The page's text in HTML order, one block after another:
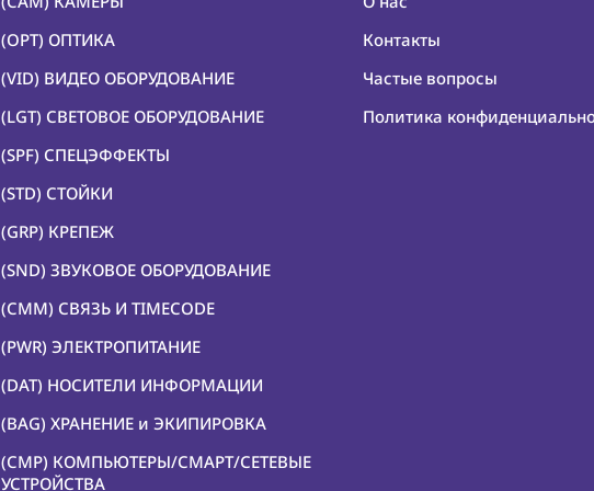
(OPT) ОПТИКА
(VID) ВИДЕО ОБОРУДОВАНИЕ
(LGT) СВЕТОВОЕ ОБОРУДОВАНИЕ
(SPF) СПЕЦЭФФЕКТЫ
(STD) СТОЙКИ
(GRP) КРЕПЕЖ
(SND) ЗВУКОВОЕ ОБОРУДОВАНИЕ
(CMM) СВЯЗЬ И TIMECODE
(PWR) ЭЛЕКТРОПИТАНИЕ
(DAT) НОСИТЕЛИ ИНФОРМАЦИИ
(BAG) ХРАНЕНИЕ и ЭКИПИРОВКА
(CMP) КОМПЬЮТЕРЫ/СМАРТ/СЕТЕВЫЕ
УСТРОЙСТВА
Контакты
Частые вопросы
Политика